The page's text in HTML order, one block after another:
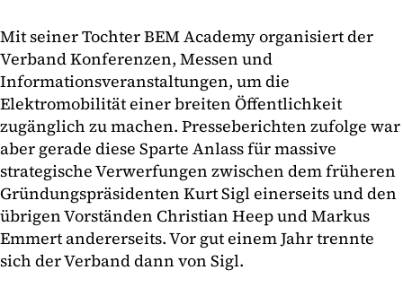
Mit seiner Tochter BEM Academy organisiert der
Verband Konferenzen, Messen und
Informationsveranstaltungen, um die
Elektromobilität einer breiten Öffentlichkeit
zugänglich zu machen. Presseberichten zufolge war
aber gerade diese Sparte Anlass für massive
strategische Verwerfungen zwischen dem früheren
Gründungspräsidenten Kurt Sigl einerseits und den
übrigen Vorständen Christian Heep und Markus
Emmert andererseits. Vor gut einem Jahr trennte
sich der Verband dann von Sigl.